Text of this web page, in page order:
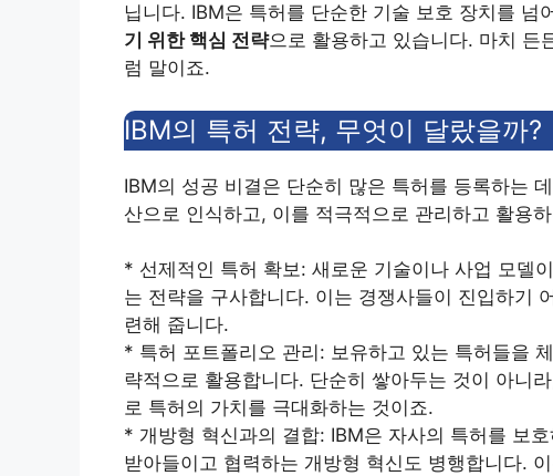
닙니다. IBM은 특허를 단순한 기술 보호 장치를 넘
기 위한 핵심 전략으로 활용하고 있습니다. 마치 든
럼 말이죠.
IBM의 특허 전략, 무엇이 달랐을까?
IBM의 성공 비결은 단순히 많은 특허를 등록하는
산으로 인식하고, 이를 적극적으로 관리하고 활용
* 선제적인 특허 확보: 새로운 기술이나 사업 모델
는 전략을 구사합니다. 이는 경쟁사들이 진입하기
련해 줍니다.
* 특허 포트폴리오 관리: 보유하고 있는 특허들을
략적으로 활용합니다. 단순히 쌓아두는 것이 아니
로 특허의 가치를 극대화하는 것이죠.
* 개방형 혁신과의 결합: IBM은 자사의 특허를 보
받아들이고 협력하는 개방형 혁신도 병행합니다.